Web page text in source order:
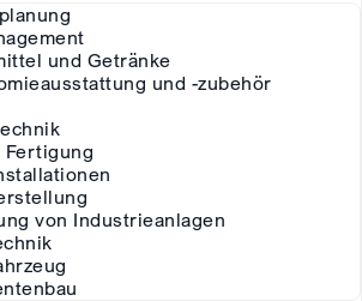
und Getränke
und -zubehör
von Industrieanlagen